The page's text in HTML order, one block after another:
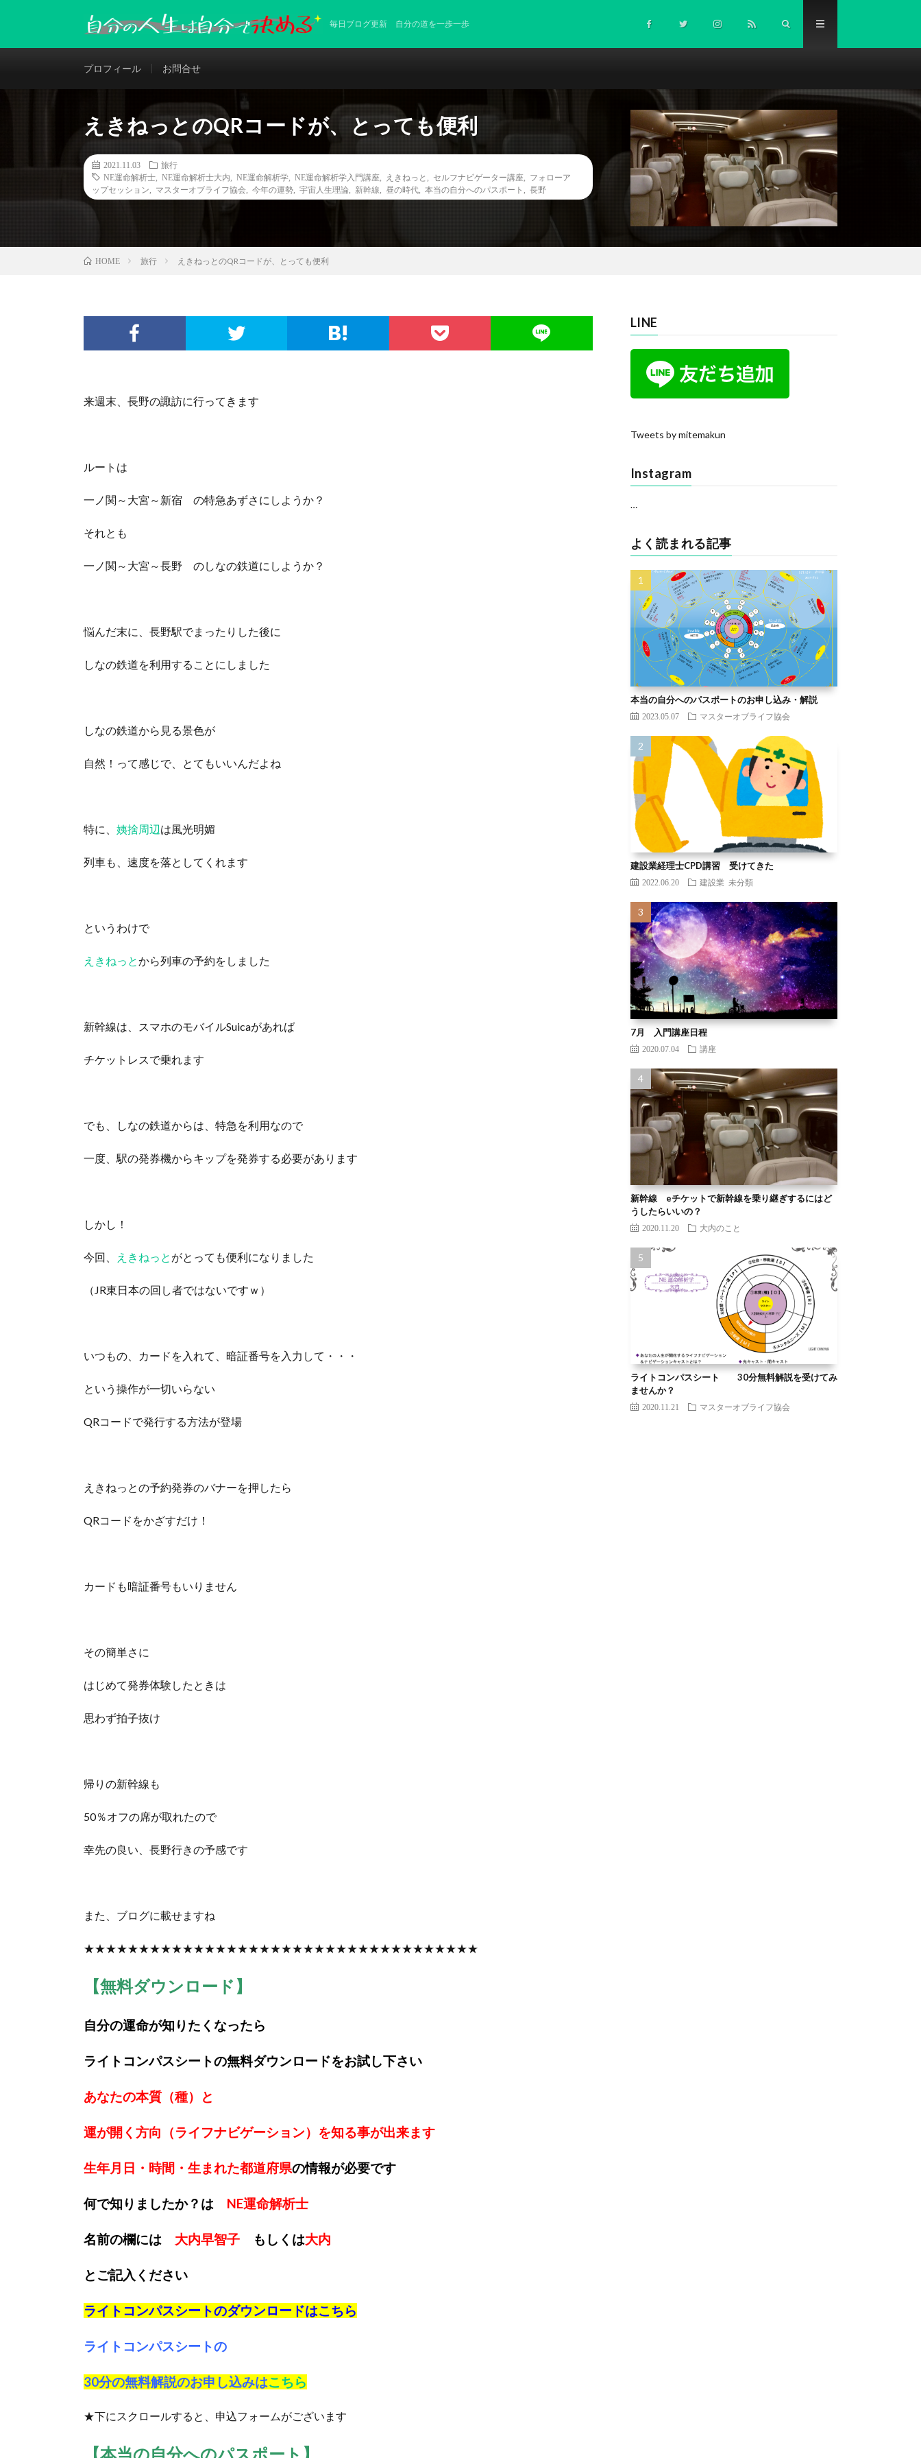
毎日ブログ更新 自分の道を一歩一歩
プロフィール お問合せ
えきねっとのQRコードが、とっても便利
2021.11.03
旅行
NE運命解析士
NE運命解析士大内 NE運命解析学 NE運命解析学入門講座 えきねっと セルフナビゲーター講座
フォローア
ップセッション
マスターオブライフ協会 今年の運勢 宇宙人生理論 新幹線 昼の時代 本当の自分へのパスポート 長野
HOME 旅行 えきねっとのQRコードが、とっても便利
来週末、長野の諏訪に行ってきます
ルートは
一ノ関～大宮～新宿 の特急あずさにしようか？
それとも
一ノ関～大宮～長野 のしなの鉄道にしようか？
悩んだ末に、長野駅でまったりした後に
しなの鉄道を利用することにしました
しなの鉄道から見る景色が
自然！って感じで、とてもいいんだよね
特に、 姨捨周辺は風光明媚
列車も、速度を落としてくれます
というわけで
えきねっとから列車の予約をしました
新幹線は、スマホのモバイルSuicaがあれば
チケットレスで乗れます
でも、しなの鉄道からは、特急を利用なので
一度、駅の発券機からキップを発券する必要があります
しかし！
今回、 えきねっと がとっても便利になりました
（JR東日本の回し者ではないですｗ）
いつもの、カードを入れて、暗証番号を入力して・・・
という操作が一切いらない
QRコードで発行する方法が登場
えきねっとの予約発券のバナーを押したら
QRコードをかざすだけ！
カードも暗証番号もいりません
その簡単さに
はじめて発券体験したときは
思わず拍子抜け
帰りの新幹線も
50％オフの席が取れたので
幸先の良い、長野行きの予感です
また、ブログに載せますね
★★★★★★★★★★★★★★★★★★★★★★★★★★★★★★★★★★★★
【無料ダウンロード】
自分の運命が知りたくなったら
ライトコンパスシートの無料ダウンロードをお試し下さい
あなたの本質（種）と
運が開く方向（ライフナビゲーション）を知る事が出来ます
生年月日・時間・生まれた都道府県の情報が必要です
何で知りましたか？は NE運命解析士
名前の欄には 大内早智子 もしくは大内
とご記入ください
ライトコンパスシートのダウンロードはこちら
ライトコンパスシートの
30分の無料解説のお申し込みはこちら
★下にスクロールすると、申込フォームがございます
【本当の自分へのパスポート】
LINE
Tweets by mitemakun
Instagram
…
よく読まれる記事
本当の自分へのパスポートのお申し込み・解説
2023.05.07 マスターオブライフ協会
建設業経理士CPD講習 受けてきた
2022.06.20 建設業 未分類
7月 入門講座日程
2020.07.04 講座
新幹線 eチケットで新幹線を乗り継ぎするにはど
うしたらいいの？
2020.11.20 大内のこと
ライトコンパスシート 30分無料解説を受けてみ
ませんか？
2020.11.21 マスターオブライフ協会